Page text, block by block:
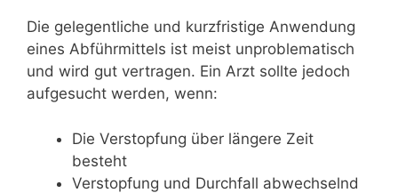
Die gelegentliche und kurzfristige Anwendung
eines Abführmittels ist meist unproblematisch
und wird gut vertragen. Ein Arzt sollte jedoch
aufgesucht werden, wenn:
Die Verstopfung über längere Zeit
besteht
Verstopfung und Durchfall abwechselnd